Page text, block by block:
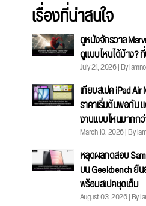
เรื่องที่น่าสนใจ
ดูหนังจักรวาล
ดูแบบไหนได้บ้าง?
July 21, 2026 | By
เทียบสเปค iPad
ราคาเริ่มต้นพอกัน
งานแบบไหนมากก
March 10, 2026 | By
หลุดผลทดสอบ
บน Geekbench ยื
พร้อมสเปคชุดเต็ม
August 03, 2026 | By